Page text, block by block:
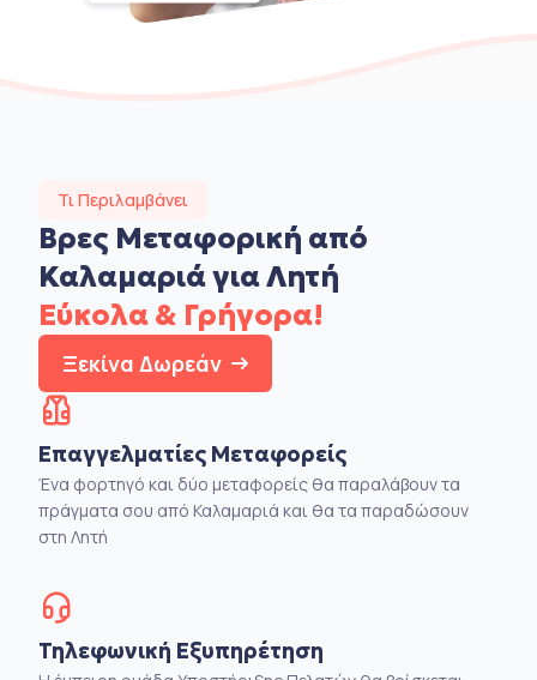
Τι Περιλαμβάνει
Βρες Μεταφορική από
Καλαμαριά για Λητή
Εύκολα & Γρήγορα!
Ξεκίνα Δωρεάν
Επαγγελματίες Μεταφορείς
Ένα φορτηγό και δύο μεταφορείς θα παραλάβουν τα
πράγματα σου από Καλαμαριά και θα τα παραδώσουν
στη Λητή
Τηλεφωνική Εξυπηρέτηση